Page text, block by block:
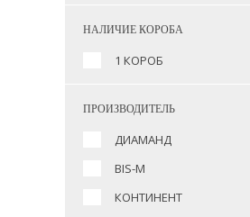
НАЛИЧИЕ КОРОБА
1 КОРОБ
ПРОИЗВОДИТЕЛЬ
ДИАМАНД
BIS-M
КОНТИНЕНТ